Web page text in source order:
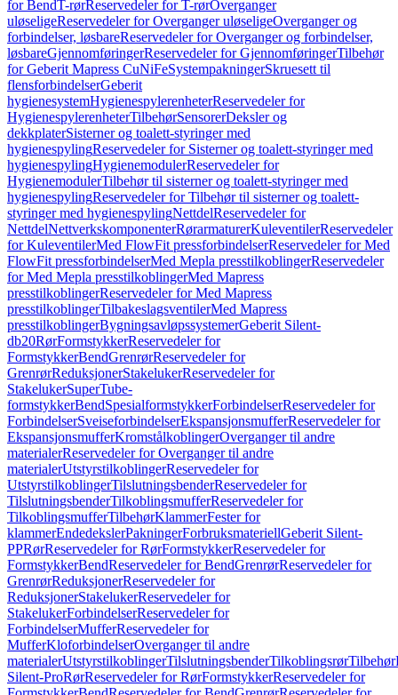
for BendT-rørReservedeler for T-rørOverganger
uløseligeReservedeler for Overganger uløseligeOverganger og
forbindelser, løsbareReservedeler for Overganger og forbindelser,
løsbareGjennomføringerReservedeler for GjennomføringerTilbehør
for Geberit Mapress CuNiFeSystempakningerSkruesett til
flensforbindelserGeberit
hygienesystemHygienespylerenheterReservedeler for
HygienespylerenheterTilbehørSensorerDeksler og
dekkplaterSisterner og toalett-styringer med
hygienespylingReservedeler for Sisterner og toalett-styringer med
hygienespylingHygienemodulerReservedeler for
HygienemodulerTilbehør til sisterner og toalett-styringer med
hygienespylingReservedeler for Tilbehør til sisterner og toalett-
styringer med hygienespylingNettdelReservedeler for
NettdelNettverkskomponenterRørarmaturerKuleventilerReservedeler
for KuleventilerMed FlowFit pressforbindelserReservedeler for Med
FlowFit pressforbindelserMed Mepla presstilkoblingerReservedeler
for Med Mepla presstilkoblingerMed Mapress
presstilkoblingerReservedeler for Med Mapress
presstilkoblingerTilbakeslagsventilerMed Mapress
presstilkoblingerBygningsavløpssystemerGeberit Silent-
db20RørFormstykkerReservedeler for
FormstykkerBendGrenrørReservedeler for
GrenrørReduksjonerStakelukerReservedeler for
StakelukerSuperTube-
formstykkerBendSpesialformstykkerForbindelserReservedeler for
ForbindelserSveiseforbindelserEkspansjonsmufferReservedeler for
EkspansjonsmufferKromstålkoblingerOverganger til andre
materialerReservedeler for Overganger til andre
materialerUtstyrstilkoblingerReservedeler for
UtstyrstilkoblingerTilslutningsbenderReservedeler for
TilslutningsbenderTilkoblingsmufferReservedeler for
TilkoblingsmufferTilbehørKlammerFester for
klammerEndedekslerPakningerForbruksmateriellGeberit Silent-
PPRørReservedeler for RørFormstykkerReservedeler for
FormstykkerBendReservedeler for BendGrenrørReservedeler for
GrenrørReduksjonerReservedeler for
ReduksjonerStakelukerReservedeler for
StakelukerForbindelserReservedeler for
ForbindelserMufferReservedeler for
MufferKloforbindelserOverganger til andre
materialerUtstyrstilkoblingerTilslutningsbenderTilkoblingsrørTilbehør
Silent-ProRørReservedeler for RørFormstykkerReservedeler for